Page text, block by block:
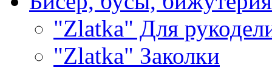
"Zlatka" Для
"Zlatka" Заколки